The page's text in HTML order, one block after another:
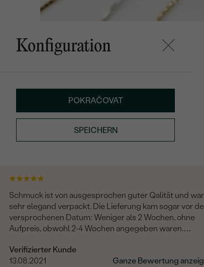
Konfiguration
POKRAČOVAT
SPEICHERN
Schmuck ist von ausgesprochen guter Qalität und war
sehr elegand verpackt. Die Lieferung kam sogar vor
versprochenen Datum: Weniger als 2 Wochen, ohne
Aufpreis, obwohl 2-4 Wochen angegeben waren.
sympathischen Kundenservice bestätigt. Wir werden in
Zukunft wieder bestellen. Vielen Dank!
Verifizierter Kunde
13.08.2021
Ganze Bewertung